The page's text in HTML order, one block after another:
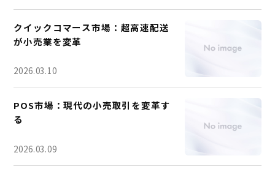
クイックコマース市場：超高速配送
が小売業を変革
2026.03.10
POS市場：現代の小売取引を変革す
る
2026.03.09